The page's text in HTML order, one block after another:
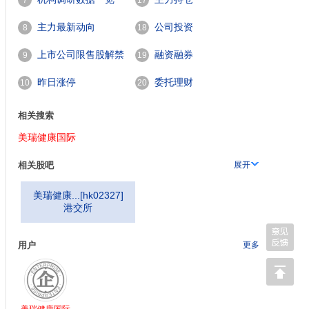
8 主力最新动向
9 上市公司限售股解禁
一览
10 昨日涨停
18 公司投资
19 融资融券
20 委托理财
相关搜索
美瑞健康国际
相关股吧 展开
美瑞健康... [hk02327]
港交所
用户 更多